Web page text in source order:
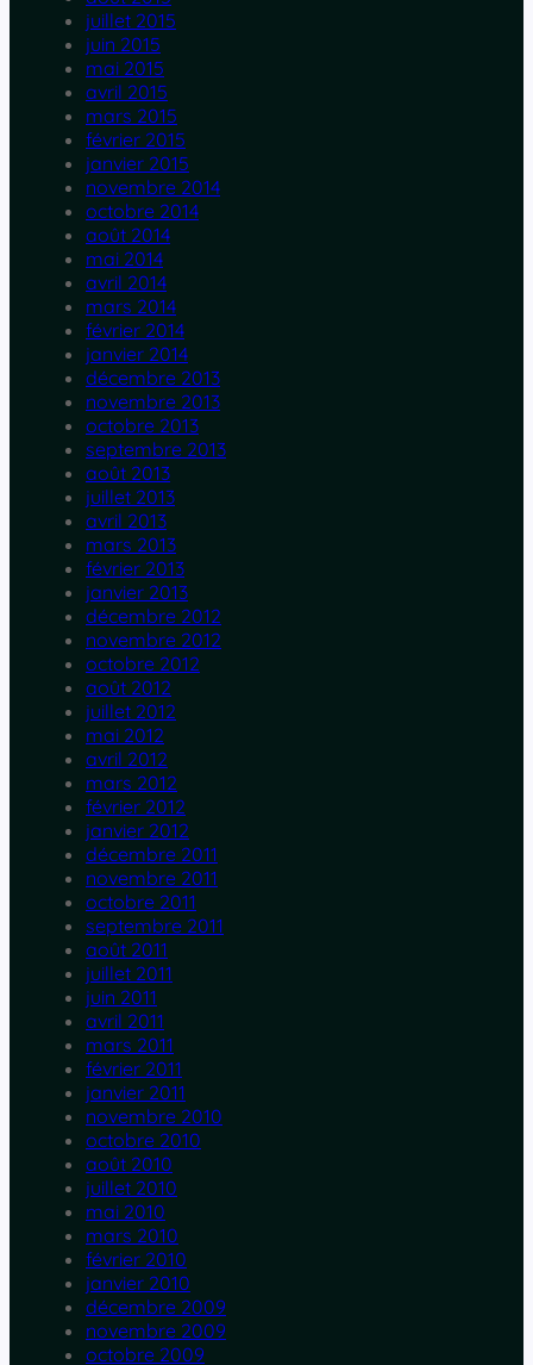
juillet 2015
juin 2015
mai 2015
avril 2015
mars 2015
février 2015
janvier 2015
novembre 2014
octobre 2014
août 2014
mai 2014
avril 2014
mars 2014
février 2014
janvier 2014
décembre 2013
novembre 2013
octobre 2013
septembre 2013
août 2013
juillet 2013
avril 2013
mars 2013
février 2013
janvier 2013
décembre 2012
novembre 2012
octobre 2012
août 2012
juillet 2012
mai 2012
avril 2012
mars 2012
février 2012
janvier 2012
décembre 2011
novembre 2011
octobre 2011
septembre 2011
août 2011
juillet 2011
juin 2011
avril 2011
mars 2011
février 2011
janvier 2011
novembre 2010
octobre 2010
août 2010
juillet 2010
mai 2010
mars 2010
février 2010
janvier 2010
décembre 2009
novembre 2009
octobre 2009